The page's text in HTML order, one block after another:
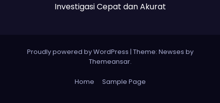
Investigasi Cepat dan Akurat
Proudly powered by WordPress | Theme: Newses by
Themeansar.
Home Sample Page